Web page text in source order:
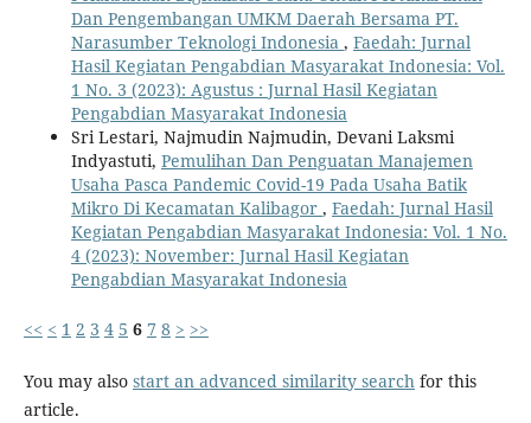
Dan Pengembangan UMKM Daerah Bersama PT.
Narasumber Teknologi Indonesia , Faedah: Jurnal
Hasil Kegiatan Pengabdian Masyarakat Indonesia: Vol.
1 No. 3 (2023): Agustus : Jurnal Hasil Kegiatan
Pengabdian Masyarakat Indonesia
Sri Lestari, Najmudin Najmudin, Devani Laksmi
Indyastuti, Pemulihan Dan Penguatan Manajemen
Usaha Pasca Pandemic Covid-19 Pada Usaha Batik
Mikro Di Kecamatan Kalibagor , Faedah: Jurnal Hasil
Kegiatan Pengabdian Masyarakat Indonesia: Vol. 1 No.
4 (2023): November: Jurnal Hasil Kegiatan
Pengabdian Masyarakat Indonesia
<< < 1 2 3 4 5 6 7 8 > >>
You may also start an advanced similarity searchfor this
article.